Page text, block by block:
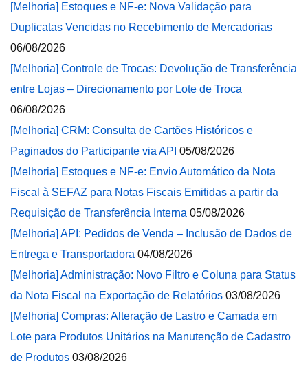
[Melhoria] Estoques e NF-e: Nova Validação para
Duplicatas Vencidas no Recebimento de Mercadorias
06/08/2026
[Melhoria] Controle de Trocas: Devolução de Transferência
entre Lojas – Direcionamento por Lote de Troca
06/08/2026
[Melhoria] CRM: Consulta de Cartões Históricos e
Paginados do Participante via API 05/08/2026
[Melhoria] Estoques e NF-e: Envio Automático da Nota
Fiscal à SEFAZ para Notas Fiscais Emitidas a partir da
Requisição de Transferência Interna 05/08/2026
[Melhoria] API: Pedidos de Venda – Inclusão de Dados de
Entrega e Transportadora 04/08/2026
[Melhoria] Administração: Novo Filtro e Coluna para Status
da Nota Fiscal na Exportação de Relatórios 03/08/2026
[Melhoria] Compras: Alteração de Lastro e Camada em
Lote para Produtos Unitários na Manutenção de Cadastro
de Produtos 03/08/2026